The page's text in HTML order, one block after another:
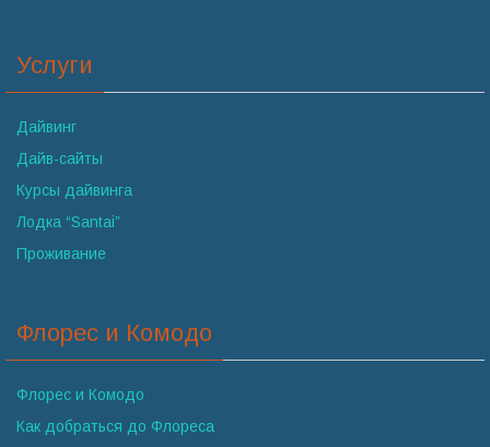
Услуги
Дайвинг
Дайв-сайты
Курсы дайвинга
Лодка “Santai”
Проживание
Флорес и Комодо
Флорес и Комодо
Как добраться до Флореса